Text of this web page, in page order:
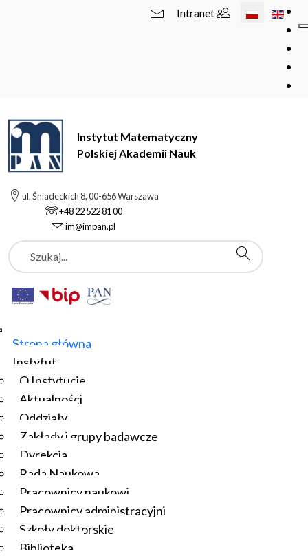
Wybierz swój
Intranet
Instytut Matematyczny
Polskiej Akademii Nauk
ul. Śniadeckich 8, 00-656 Warszawa
+48 22 522 81 00
im@impan.pl
Szukaj
Strona główna
Instytut
O Instytucie
Aktualności
Oddziały
Zakłady i grupy badawcze
Dyrekcja
Rada Naukowa
Pracownicy naukowi
Pracownicy administracyjni
Szkoły doktorskie
Biblioteka